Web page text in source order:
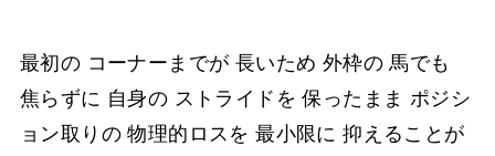
最初の コーナーまでが 長いため 外枠の 馬でも
焦らずに 自身の ストライドを 保ったまま ポジシ
ョン取りの 物理的ロスを 最小限に 抑えることが